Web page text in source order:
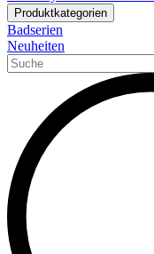
Produktkategorien
Badserien
Neuheiten